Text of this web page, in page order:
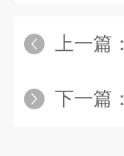
上一篇：
下一篇：